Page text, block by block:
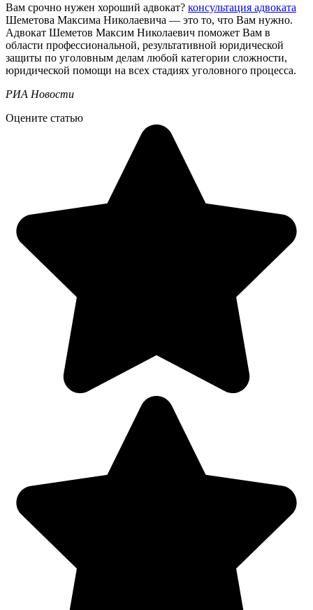
Вам срочно нужен хороший адвокат? консультация адвоката
Шеметова Максима Николаевича — это то, что Вам нужно.
Адвокат Шеметов Максим Николаевич поможет Вам в
области профессиональной, результативной юридической
защиты по уголовным делам любой категории сложности,
юридической помощи на всех стадиях уголовного процесса.
РИА Новости
Оцените статью